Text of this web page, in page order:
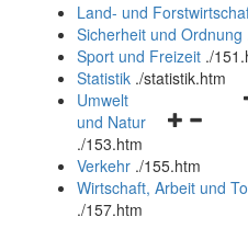
und
schließen
Land- und
Sicherheit und Ordnung
Sport und Freizeit ./
Statistik ./statistik.htm
und
schließen
Umwelt
und Natur
./153.htm
Verkehr ./155.htm
Wirtschaft, Arbeit und
./157.htm